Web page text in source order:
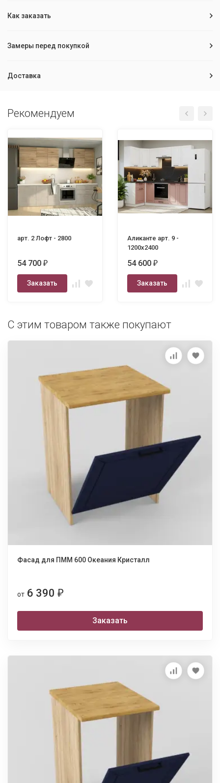
Как заказать
Замеры перед покупкой
Доставка
Рекомендуем
арт. 2 Лофт - 2800
54 700 ₽
Заказать
Аликанте арт. 9 -
1200х2400
54 600 ₽
Заказать
С этим товаром также покупают
Фасад для ПММ 600 Океания Кристалл
от 6 390 ₽
Заказать